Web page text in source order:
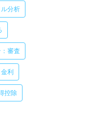
分析
審査
利
控除